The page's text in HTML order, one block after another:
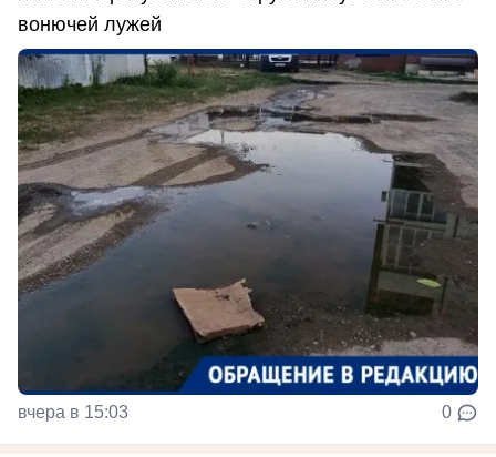
вонючей лужей
вчера в 15:03 0